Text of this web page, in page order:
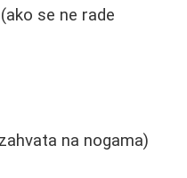
se ne rade
na nogama)